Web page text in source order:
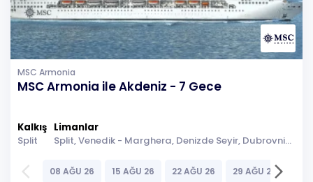
MSC Armonia
MSC Armonia ile Akdeniz - 7 Gece
Kalkış
Split
Limanlar
Split, Venedik - Marghera, Denizde Seyir, Dubrovnik, Korfu, Kotor, Brindisi (Lecce), Split
arrow_back_ios 08 AĞU 26 15 AĞU 26 22 AĞU 26 29 AĞU 26arrow_forward_ios